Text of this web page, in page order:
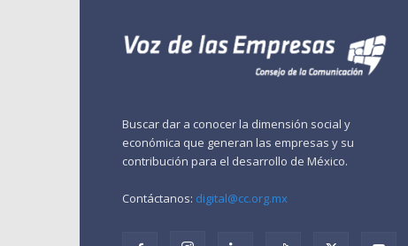
Buscar dar a conocer la dimensión social y
económica que generan las empresas y su
contribución para el desarrollo de México.
Contáctanos: digital@cc.org.mx